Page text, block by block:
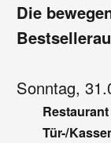
Die
Sonntag,
Tür-/